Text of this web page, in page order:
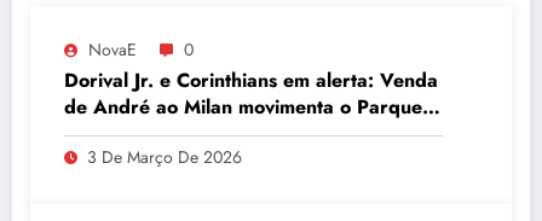
NovaE 0
Dorival Jr. e Corinthians em alerta: Venda
de André ao Milan movimenta o Parque
São Jorge
3 De Março De 2026